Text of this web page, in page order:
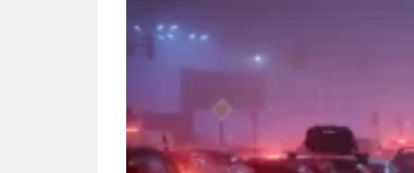
dunia hiburan, Nunung Srimulat
dan Vicky Prasetyo, kini merambah
dunia kuliner dengan membuka
eat Kakkoii All You Can Eat
Bandung menghadirkan
penawaran spesial ...